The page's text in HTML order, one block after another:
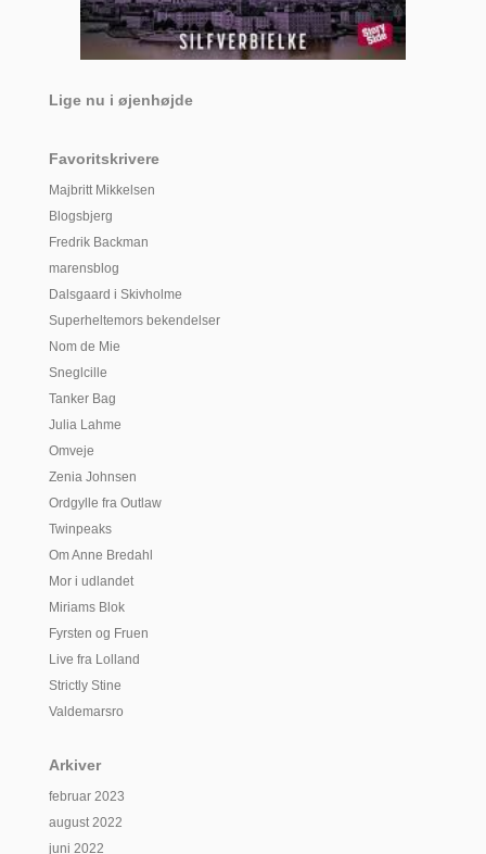
Lige nu i øjenhøjde
Favoritskrivere
Majbritt Mikkelsen
Blogsbjerg
Fredrik Backman
marensblog
Dalsgaard i Skivholme
Superheltemors bekendelser
Nom de Mie
Sneglcille
Tanker Bag
Julia Lahme
Omveje
Zenia Johnsen
Ordgylle fra Outlaw
Twinpeaks
Om Anne Bredahl
Mor i udlandet
Miriams Blok
Fyrsten og Fruen
Live fra Lolland
Strictly Stine
Valdemarsro
Arkiver
februar 2023
august 2022
juni 2022